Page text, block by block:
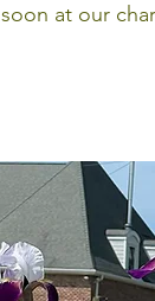
soon at our